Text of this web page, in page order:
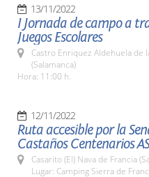
13/11/2022
I Jornada de campo a
Juegos Escolares
Castro Enriquez Aldehuela de
(Salamanca)
Hora: 11:00 h.
12/11/2022
Ruta accesible por la
Castaños Centenarios
Casarito (El) Nava de Francia
Lugar: Camping Sierra de